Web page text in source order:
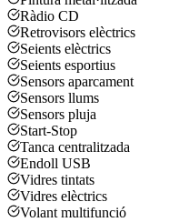
Ràdio CD
Retrovisors elèctrics
Seients elèctrics
Seients esportius
Sensors aparcament
Sensors llums
Sensors pluja
Start-Stop
Tanca centralitzada
Endoll USB
Vidres tintats
Vidres elèctrics
Volant multifunció